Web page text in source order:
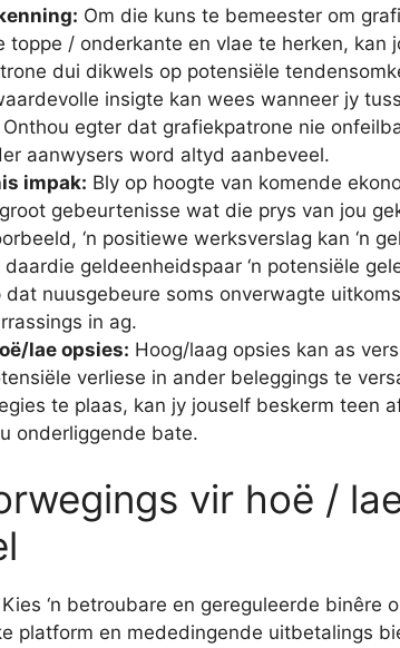
Om die kuns te bemeester om
toppe / onderkante en vlae te herken, kan
dui dikwels op potensiële
insigte kan wees wanneer jy
egter dat grafiekpatrone nie
aanwysers word altyd aanbeveel.
impak: Bly op hoogte van komende
gebeurtenisse wat die prys van jou
‘n positiewe werksverslag kan ‘n
daardie geldeenheidspaar ‘n potensiële
nuusgebeure soms onverwagte
in ag.
lae opsies: Hoog/laag opsies kan as
verliese in ander beleggings te
te plaas, kan jy jouself beskerm teen
onderliggende bate.
vir hoë /
Kies ‘n betroubare en gereguleerde binêre
platform en mededingende uitbetalings